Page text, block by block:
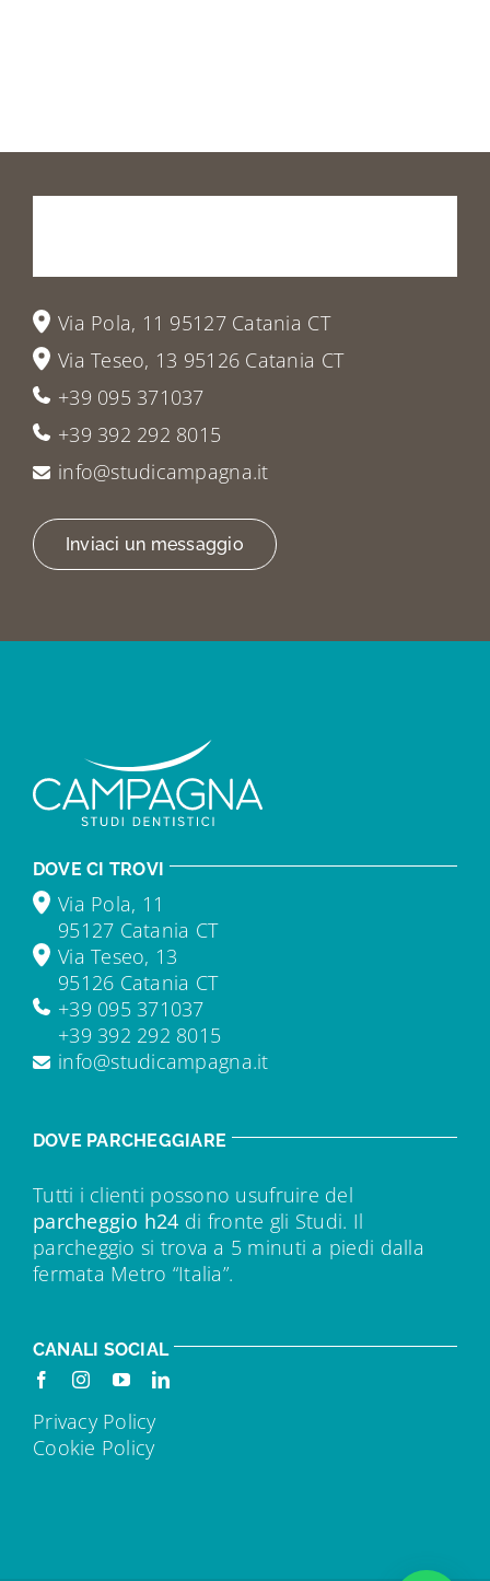
Via Pola, 11 95127 Catania CT
Via Teseo, 13 95126 Catania CT
+39 095 371037
+39 392 292 8015
info@studicampagna.it
Inviaci un messaggio
DOVE CI TROVI
Via Pola, 11
95127 Catania CT
Via Teseo, 13
95126 Catania CT
+39 095 371037
+39 392 292 8015
info@studicampagna.it
DOVE PARCHEGGIARE
Tutti i clienti possono usufruire del
parcheggio h24 di fronte gli Studi. Il
parcheggio si trova a 5 minuti a piedi dalla
fermata Metro “Italia”.
CANALI SOCIAL
Privacy Policy
Cookie Policy